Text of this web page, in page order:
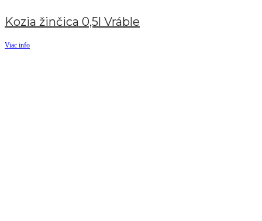
Kozia žinčica 0,5l Vráble
Viac info